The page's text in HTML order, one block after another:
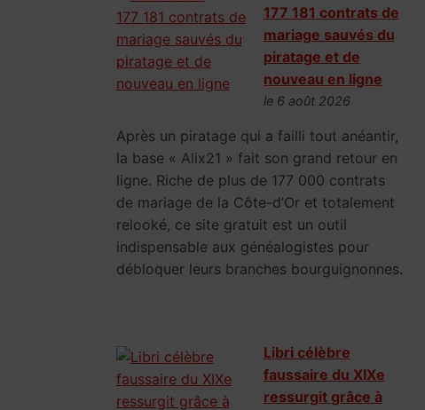
177 181 contrats de
mariage sauvés du
piratage et de
nouveau en ligne
le 6 août 2026
Après un piratage qui a failli tout anéantir,
la base « Alix21 » fait son grand retour en
ligne. Riche de plus de 177 000 contrats
de mariage de la Côte-d’Or et totalement
relooké, ce site gratuit est un outil
indispensable aux généalogistes pour
débloquer leurs branches bourguignonnes.
Libri célèbre
faussaire du XIXe
ressurgit grâce à